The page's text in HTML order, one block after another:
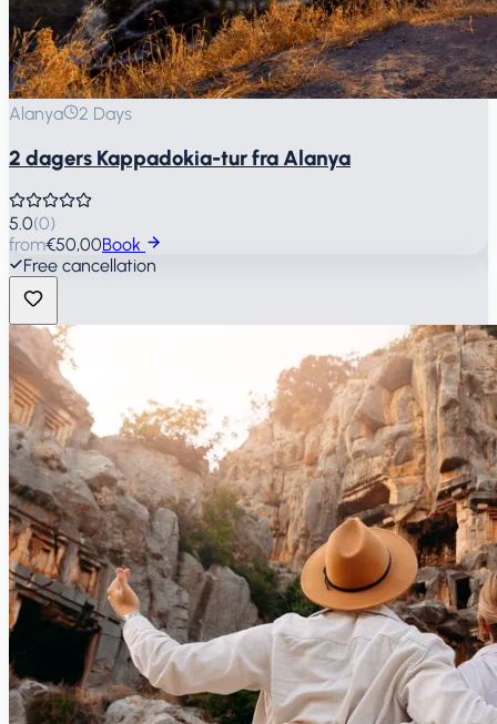
Alanya 2 Days
2 dagers Kappadokia-tur fra Alanya
5.0(0)
from€50,00Book
Free cancellation